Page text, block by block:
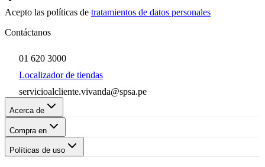
Acepto las políticas de tratamientos de datos personales
Contáctanos
01 620 3000
Localizador de tiendas
servicioalcliente.vivanda@spsa.pe
Acerca de
Compra en
Políticas de uso